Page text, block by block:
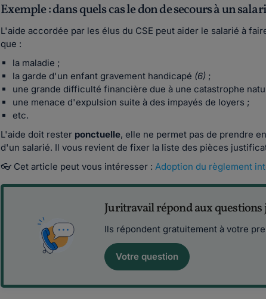
Exemple : dans quels cas le don de secours à un
L'aide accordée par les élus du CSE peut aider le salarié à
que :
la maladie ;
la garde d'un enfant gravement handicapé (6) ;
une grande difficulté financière due à une catastrophe
une menace d'expulsion suite à des impayés de loyers ;
etc.
L'aide doit rester ponctuelle, elle ne permet pas de prendre
d'un salarié. Il vous revient de fixer la liste des pièces
👓 Cet article peut vous intéresser :Adoption du règlement
Juritravail répond aux questions
Ils répondent gratuitement à votre
Votre question